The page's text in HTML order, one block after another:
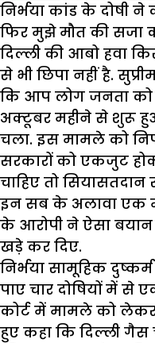
निर्भया कांड के दोषी ने
फिर मुझे मौत की सजा
दिल्ली की आबो हवा
से भी छिपा नहीं है.
कि आप लोग जनता
अक्टूबर महीने से शुरू
चला. इस मामले को
सरकारों को एकजुट
चाहिए तो
इन सब के अलावा एक
के आरोपी ने ऐसा
खड़े कर दिए.
निर्भया सामूहिक
पाए चार दोषियों में से
कोर्ट में मामले को लेकर
हुए कहा कि दिल्ली